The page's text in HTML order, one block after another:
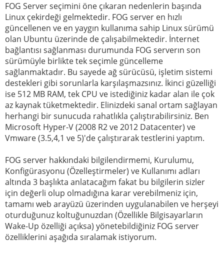
FOG Server seçimini öne çıkaran nedenlerin başında
Linux çekirdeği gelmektedir. FOG server en hızlı
güncellenen ve en yaygın kullanıma sahip Linux sürümü
olan Ubuntu üzerinde de çalışabilmektedir. İnternet
bağlantısı sağlanması durumunda FOG serverın son
sürümüyle birlikte tek seçimle güncelleme
sağlanmaktadır. Bu sayede ağ sürücüsü, işletim sistemi
destekleri gibi sorunlarla karşılaşmazsınız. İkinci güzelliği
ise 512 MB RAM, tek CPU ve istediğiniz kadar alan ile çok
az kaynak tüketmektedir. Elinizdeki sanal ortam sağlayan
herhangi bir sunucuda rahatlıkla çalıştırabilirsiniz. Ben
Microsoft Hyper-V (2008 R2 ve 2012 Datacenter) ve
Vmware (3.5,4,1 ve 5)'de çalıştırarak testlerini yaptım.
FOG server hakkındaki bilgilendirmemi, Kurulumu,
Konfigürasyonu (Özelleştirmeler) ve Kullanımı adları
altında 3 başlıkta anlatacağım fakat bu bilgilerin sizler
için değerli olup olmadığına karar verebilmeniz için,
tamamı web arayüzü üzerinden uygulanabilen ve herşeyi
oturduğunuz koltuğunuzdan (Özellikle Bilgisayarların
Wake-Up özelliği açıksa) yönetebildiğiniz FOG server
özelliklerini aşağıda sıralamak istiyorum.